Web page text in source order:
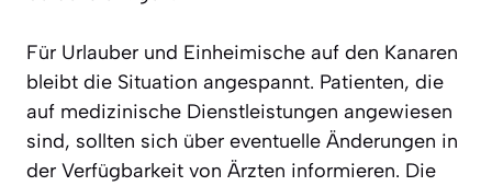
Für Urlauber und Einheimische auf den Kanaren
bleibt die Situation angespannt. Patienten, die
auf medizinische Dienstleistungen angewiesen
sind, sollten sich über eventuelle Änderungen in
der Verfügbarkeit von Ärzten informieren. Die